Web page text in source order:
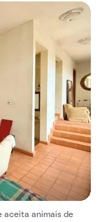
aceita animais de